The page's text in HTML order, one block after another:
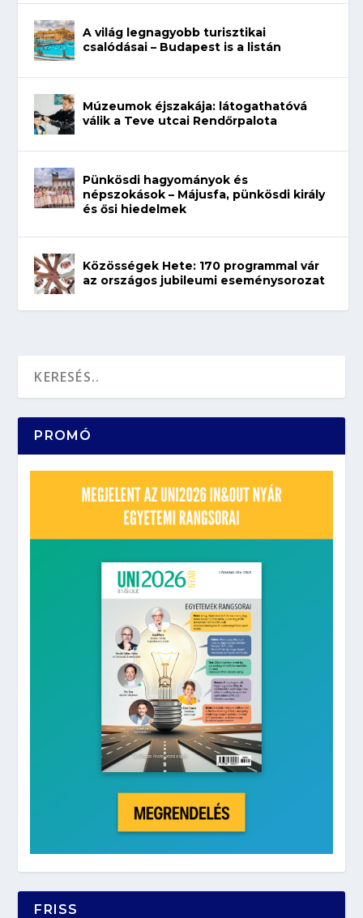
A világ legnagyobb turisztikai
csalódásai – Budapest is a listán
Múzeumok éjszakája: látogathatóvá
válik a Teve utcai Rendőrpalota
Pünkösdi hagyományok és
népszokások – Májusfa, pünkösdi király
és ősi hiedelmek
Közösségek Hete: 170 programmal vár
az országos jubileumi eseménysorozat
PROMÓ
FRISS